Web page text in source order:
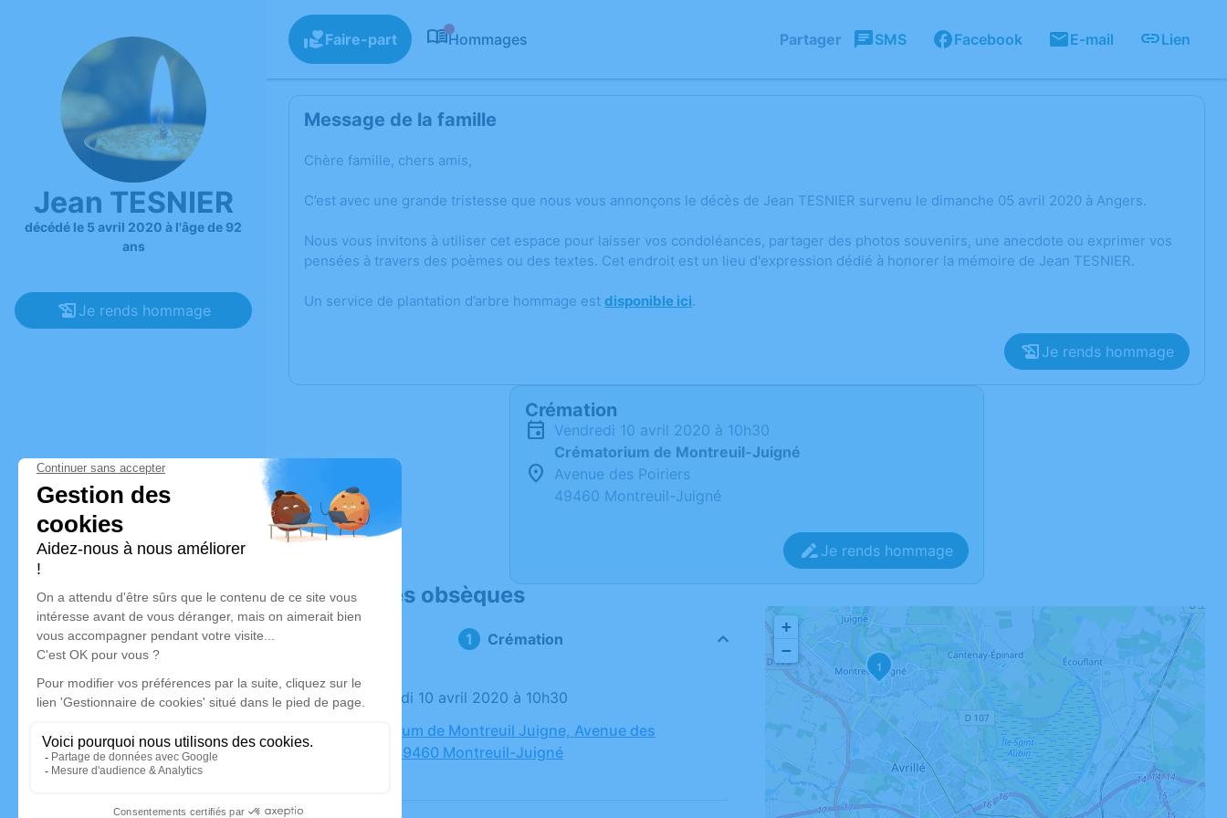
Jean TESNIER
décédé le 5 avril 2020 à l'âge de 92
ans
Je rends hommage
Faire-part Hommages Partager SMS Facebook E-mail Lien
Message de la famille
Chère famille, chers amis,
C’est avec une grande tristesse que nous vous annonçons le décès de Jean TESNIER survenu le dimanche 05 avril 2020 à Angers.
Nous vous invitons à utiliser cet espace pour laisser vos condoléances, partager des photos souvenirs, une anecdote ou exprimer vos
pensées à travers des poèmes ou des textes. Cet endroit est un lieu d'expression dédié à honorer la mémoire de Jean TESNIER.
Un service de plantation d’arbre hommage est disponible ici.
Je rends hommage
Crémation
vendredi 10 avril 2020 à 10h30
Crématorium de Montreuil-Juigné
Avenue des Poiriers
49460 Montreuil-Juigné
Je rends hommage
Déroulé des obsèques
Crémation
Le vendredi 10 avril 2020 à 10h30
Crématorium de Montreuil Juigne, Avenue des
Poiriers, 49460 Montreuil-Juigné
1
+
−